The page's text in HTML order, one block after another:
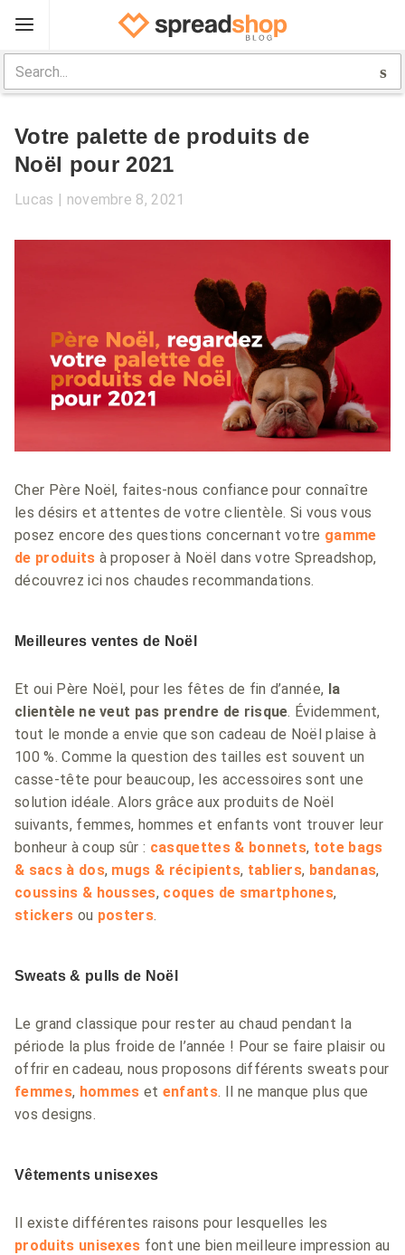
Spreadshop
Boîte à outils
Guide boutique
Sign Up
Votre palette de produits de
Noël pour 2021
Lucas novembre 8, 2021
Cher Père Noël, faites-nous confiance pour connaître
les désirs et attentes de votre clientèle. Si vous vous
posez encore des questions concernant votre gamme
de produits à proposer à Noël dans votre Spreadshop,
découvrez ici nos chaudes recommandations.
Meilleures ventes de Noël
Et oui Père Noël, pour les fêtes de fin d’année, la
clientèle ne veut pas prendre de risque. Évidemment,
tout le monde a envie que son cadeau de Noël plaise à
100 %. Comme la question des tailles est souvent un
casse-tête pour beaucoup, les accessoires sont une
solution idéale. Alors grâce aux produits de Noël
suivants, femmes, hommes et enfants vont trouver leur
bonheur à coup sûr : casquettes & bonnets, tote bags
& sacs à dos, mugs & récipients, tabliers, bandanas,
coussins & housses, coques de smartphones,
stickers ou posters.
Sweats & pulls de Noël
Le grand classique pour rester au chaud pendant la
période la plus froide de l’année ! Pour se faire plaisir ou
offrir en cadeau, nous proposons différents sweats pour
femmes, hommes et enfants. Il ne manque plus que
vos designs.
Vêtements unisexes
Il existe différentes raisons pour lesquelles les
produits unisexes font une bien meilleure impression au